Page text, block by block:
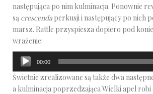
następująca po nim kulminacja. Ponownie
są crescenda perkusji i następujący po nich
marsz. Rattle przyspiesza dopiero pod
wrażenie:
Odtwarzacz
plików
dźwiękowych
00:00
Świetnie zrealizowane są także dwa
a kulminacja poprzedzająca Wielki apel